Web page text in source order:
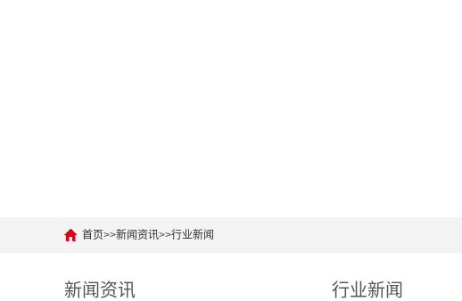
首页>>新闻资讯>>行业新闻
新闻资讯 行业新闻